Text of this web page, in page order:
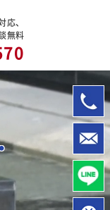
、
無料